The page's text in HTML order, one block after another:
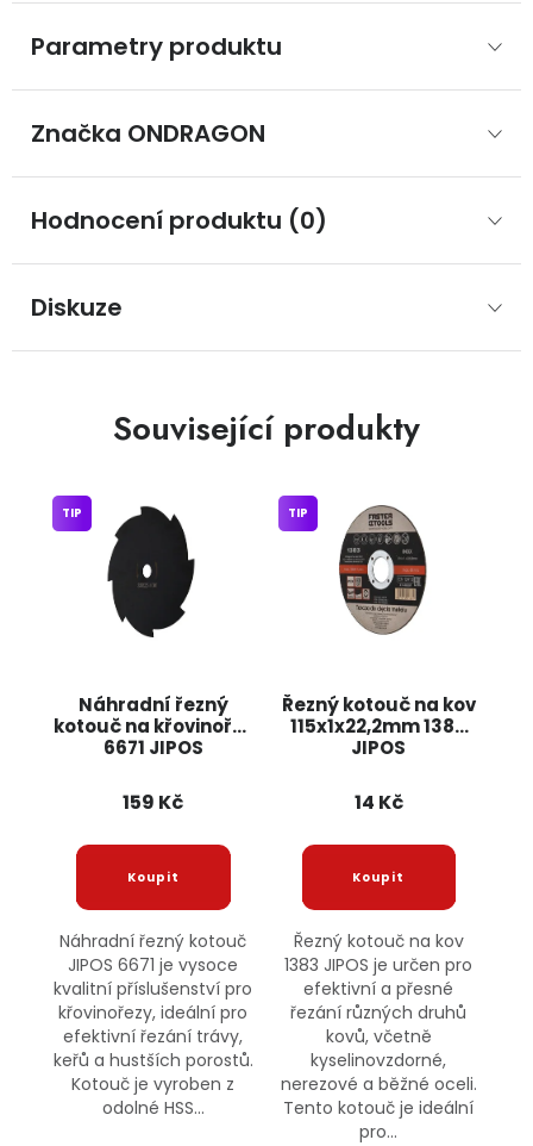
Parametry produktu
Značka ONDRAGON
Hodnocení produktu (0)
Diskuze
Související produkty
Náhradní řezný
kotouč na křovinořez
6671 JIPOS
TIP
159 Kč
Náhradní řezný kotouč
JIPOS 6671 je vysoce
kvalitní příslušenství pro
křovinořezy, ideální pro
efektivní řezání trávy,
keřů a hustších porostů.
Kotouč je vyroben z
odolné HSS...
Řezný kotouč na kov
115x1x22,2mm 1383
JIPOS
TIP
14 Kč
Řezný kotouč na kov
1383 JIPOS je určen pro
efektivní a přesné
řezání různých druhů
kovů, včetně
kyselinovzdorné,
nerezové a běžné oceli.
Tento kotouč je ideální
pro...